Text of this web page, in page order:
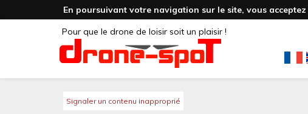
En poursuivant votre navigation sur le site, vous
Pour que le drone de loisir soit un plaisir !
Signaler un contenu inapproprié